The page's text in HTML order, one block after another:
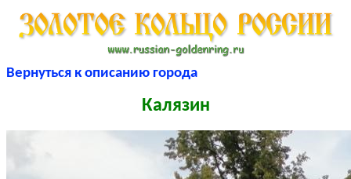
Вернуться к описанию города
Калязин